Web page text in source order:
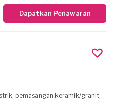
Dapatkan Penawaran
pemasangan keramik/granit,